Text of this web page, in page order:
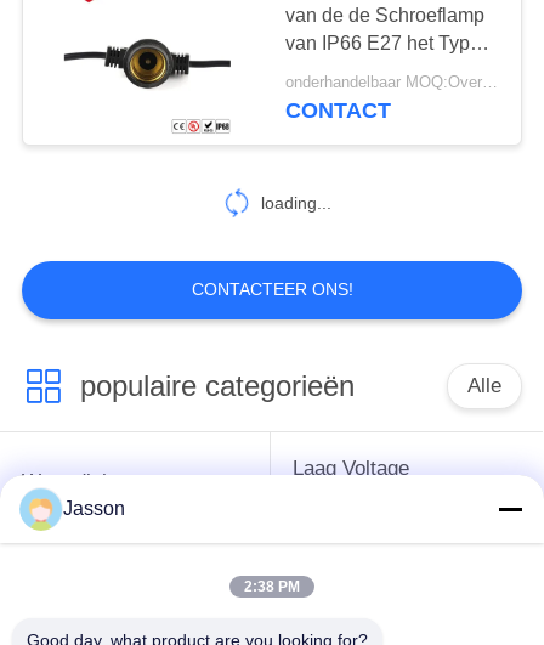
van de de Schroeflamp
van IP66 E27 het Type
van de Houdersdraad
Bolhouder
onderhandelbaar MOQ:Overeen te komen
CONTACT
loading...
CONTACTEER ONS!
populaire categorieën Alle
Waterdichte
Cirkelschakelaar
Laag Voltage
Jasson
2:38 PM
Good day, what product are you looking for?